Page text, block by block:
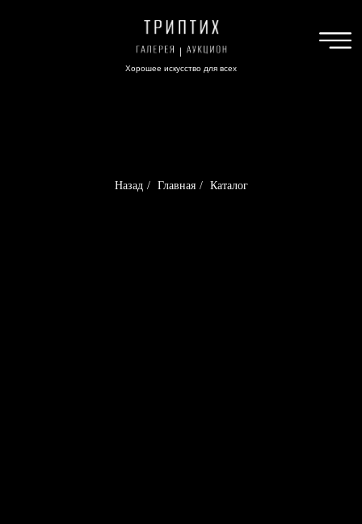
Хорошее искусство для всех
Назад / Главная / Каталог